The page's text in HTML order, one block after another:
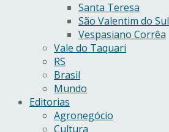
Santa Teresa
São Valentim do Sul
Vespasiano Corrêa
Vale do Taquari
RS
Brasil
Mundo
Editorias
Agronegócio
Cultura